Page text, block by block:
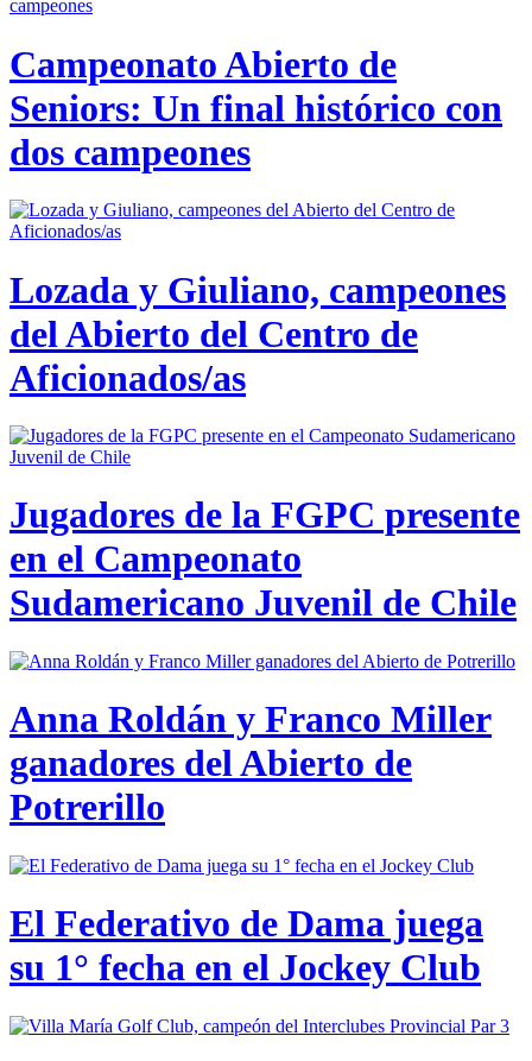
Campeonato Abierto de
Seniors: Un final histórico con
dos campeones
Lozada y Giuliano, campeones
del Abierto del Centro de
Aficionados/as
Jugadores de la FGPC presente
en el Campeonato
Sudamericano Juvenil de Chile
Anna Roldán y Franco Miller
ganadores del Abierto de
Potrerillo
El Federativo de Dama juega
su 1° fecha en el Jockey Club